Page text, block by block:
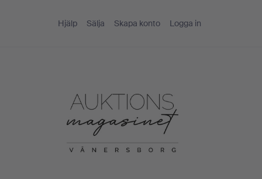
Hjälp Sälja Skapa konto Logga in